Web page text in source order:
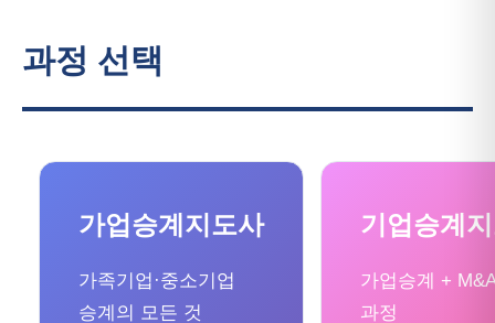
과정 선택
가업승계지도사
가족기업·중소기업
승계의 모든 것
기업승계
가업승계 +
과정